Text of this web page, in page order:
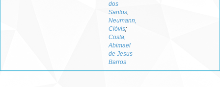
dos
Santos;
Neumann,
Clóvis;
Costa,
Abimael
de Jesus
Barros